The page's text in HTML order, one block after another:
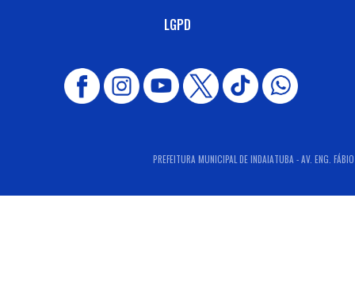
LGPD
PREFEITURA MUNICIPAL DE INDAIATUBA - AV. ENG.